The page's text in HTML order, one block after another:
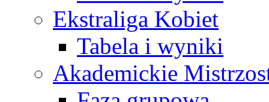
Ekstraliga Kobiet
Tabela i wyniki
Akademickie